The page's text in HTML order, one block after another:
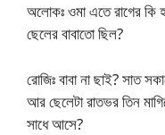
অলোকঃ ওমা এতে রাগের কি
ছেলের বাবাতো ছিল?
রোজিঃ বাবা না ছাই? সাত
আর ছেলেটা রাতভর তিন
সাধে আসে?